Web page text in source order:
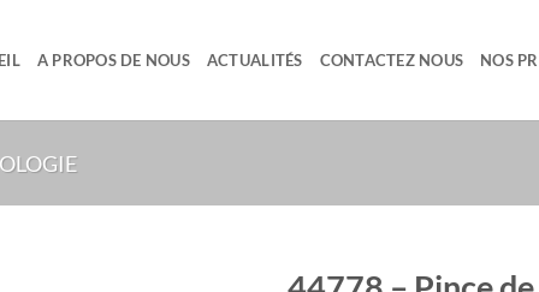
A PROPOS DE NOUS ACTUALITÉS CONTACTEZ NOUS NOS